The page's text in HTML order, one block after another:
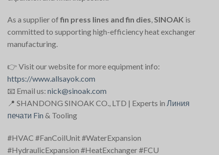
As a supplier of fin press lines and fin dies,SINOAK is
committed to supporting high-efficiency heat exchanger
manufacturing.
👉 Visit our website for more equipment info:
https://www.allsayok.com
📧 Email us: nick@sinoak.com
📍 SHANDONG SINOAK CO., LTD | Experts in Линия
печати Fin & Tooling
#HVAC #FanCoilUnit #WaterExpansion
#HydraulicExpansion #HeatExchanger #FCU